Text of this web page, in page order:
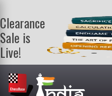
Clearance
Sale is
Live!
Get a FREE
book on
purchasing 2